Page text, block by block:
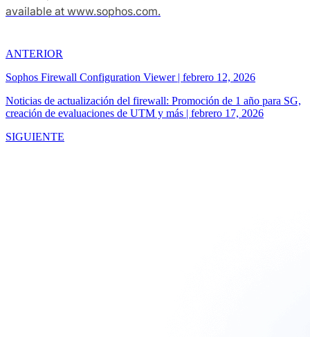
available at www.sophos.com.
ANTERIOR
Sophos Firewall Configuration Viewer| febrero 12, 2026
Noticias de actualización del firewall: Promoción de 1 año para SG,
creación de evaluaciones de UTM y más | febrero 17, 2026
SIGUIENTE